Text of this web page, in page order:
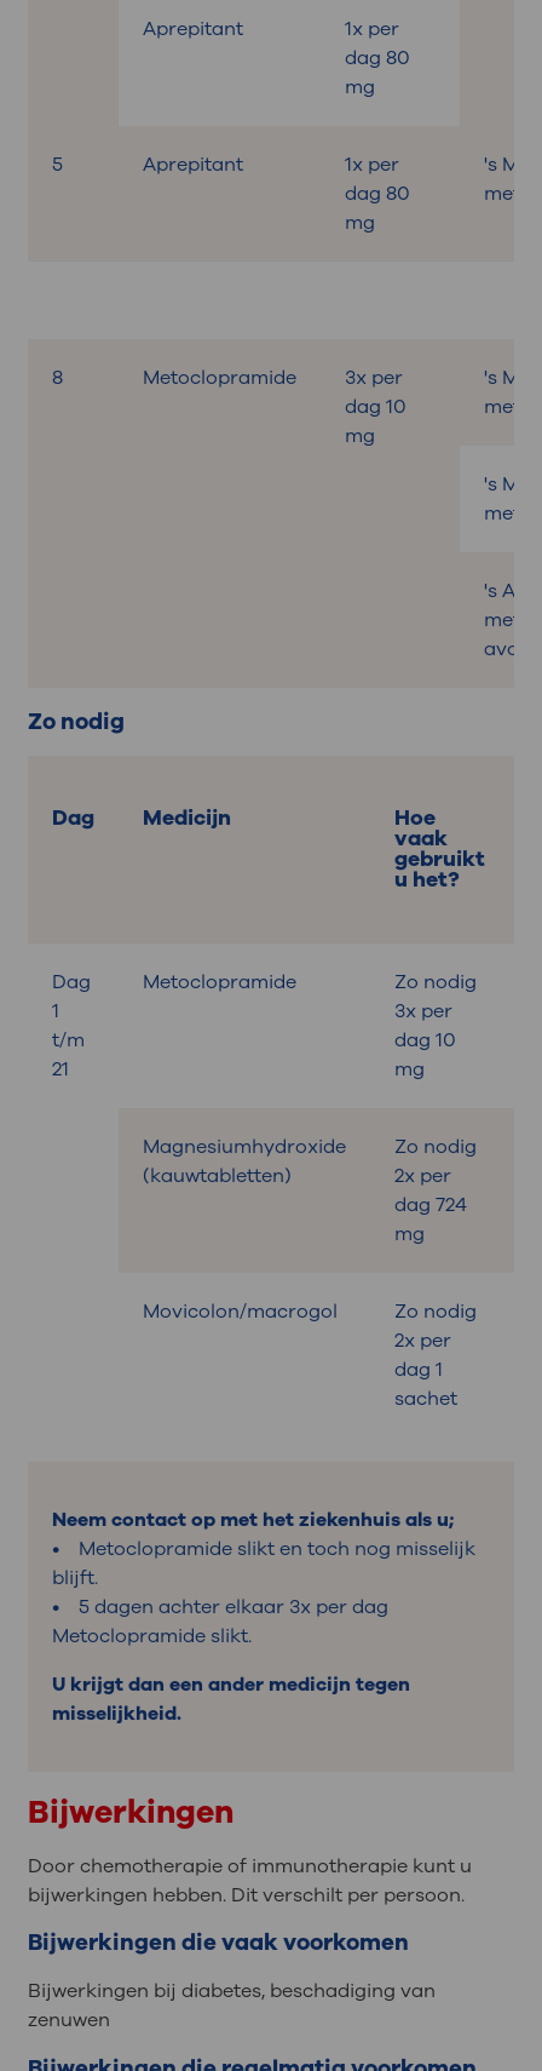
Aprepitant
1x per
dag 80
mg
5 Aprepitant
1x per
dag 80
mg
's
met
8 Metoclopramide
3x per
dag 10
mg
's
met
's
met
's
met
Zo nodig
Dag Medicijn Hoe
vaak
gebruikt
u het?
Dag
1
t/m
21
Metoclopramide
Zo nodig
3x per
dag 10
mg
Magnesiumhydroxide
(kauwtabletten)
Zo nodig
2x per
dag 724
mg
Movicolon/macrogol
Zo nodig
2x per
dag 1
sachet
Neem contact op met het ziekenhuis als u;
• Metoclopramide slikt en toch nog misselijk
blijft.
• 5 dagen achter elkaar 3x per dag
Metoclopramide slikt.
U krijgt dan een ander medicijn tegen
misselijkheid.
Bijwerkingen
Door chemotherapie of immunotherapie kunt u
bijwerkingen hebben. Dit verschilt per persoon.
Bijwerkingen die vaak voorkomen
Bijwerkingen bij diabetes, beschadiging van
zenuwen